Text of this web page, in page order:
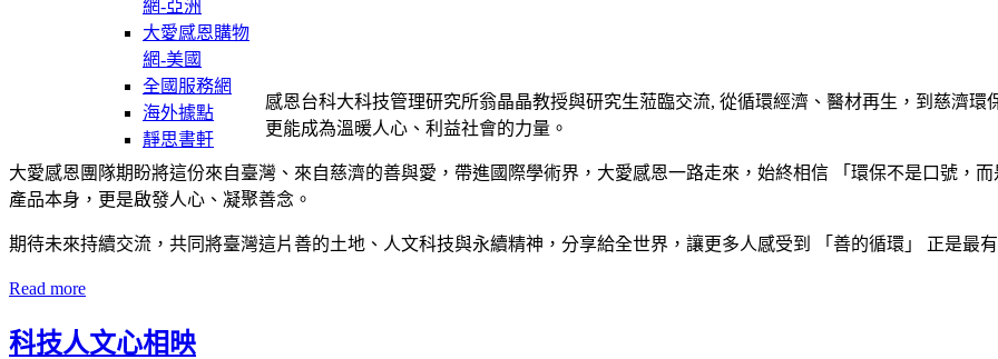
網-亞洲
大愛感恩購物
網-美國
全國服務網
海外據點
靜思書軒
感恩台科大科技管理研究所翁晶晶教授與研究生蒞臨交流, 從循環經濟、醫材再生，到慈濟
更能成為溫暖人心、利益社會的力量。
大愛感恩團隊期盼將這份來自臺灣、來自慈濟的善與愛，帶進國際學術界，大愛感恩一路走來，始終相信 「環保不是口號，
產品本身，更是啟發人心、凝聚善念。
期待未來持續交流，共同將臺灣這片善的土地、人文科技與永續精神，分享給全世界，讓更多人感受到 「善的循環」 正是最
Read more
科技人文心相映